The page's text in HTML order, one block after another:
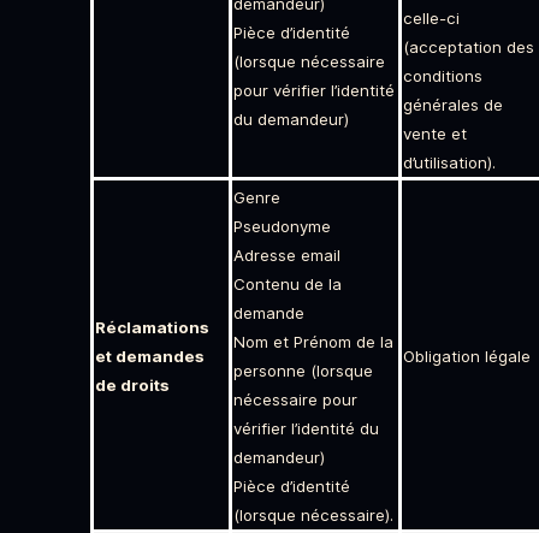
Pièce d’identité
(lorsque nécessaire
pour vérifier l’identité
du demandeur)
celle-ci
(acceptation des
conditions
générales de
vente et
d’utilisation).
Réclamations
et demandes
de droits
Genre
Pseudonyme
Adresse email
Contenu de la
demande
Nom et Prénom de la
personne (lorsque
nécessaire pour
vérifier l’identité du
demandeur)
Pièce d’identité
(lorsque nécessaire).
Obligation légale